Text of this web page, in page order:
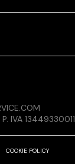
COOKIE POLICY
P. IVA 13449330011